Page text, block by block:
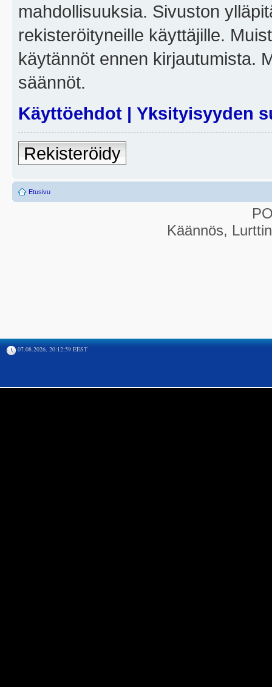
mahdollisuuksia. Sivuston
rekisteröityneille käyttäjille.
käytännöt ennen kirjautumista.
säännöt.
Käyttöehdot | Yksityisyyden
Rekisteröidy
Etusivu
Käännös,
07.08.2026, 20:12:59 EEST